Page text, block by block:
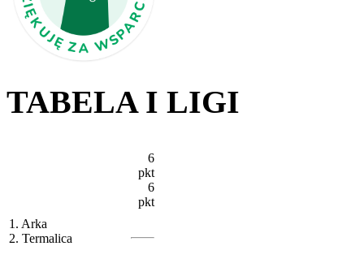
TABELA I LIGI
1. Arka
2. Termalica
6
pkt
6
pkt